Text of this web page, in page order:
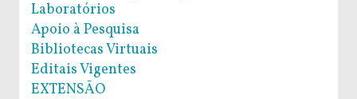
Laboratórios
Apoio à Pesquisa
Bibliotecas Virtuais
Editais Vigentes
EXTENSÃO